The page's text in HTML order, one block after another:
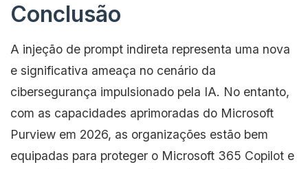
Conclusão
A injeção de prompt indireta representa uma nova
e significativa ameaça no cenário da
cibersegurança impulsionado pela IA. No entanto,
com as capacidades aprimoradas do Microsoft
Purview em 2026, as organizações estão bem
equipadas para proteger o Microsoft 365 Copilot e